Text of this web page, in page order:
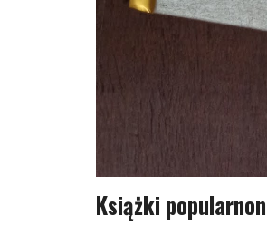
Książki